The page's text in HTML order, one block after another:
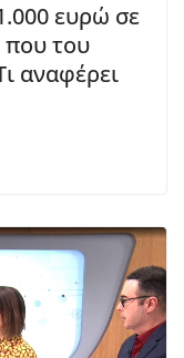
ευρώ σε
που του
αναφέρει